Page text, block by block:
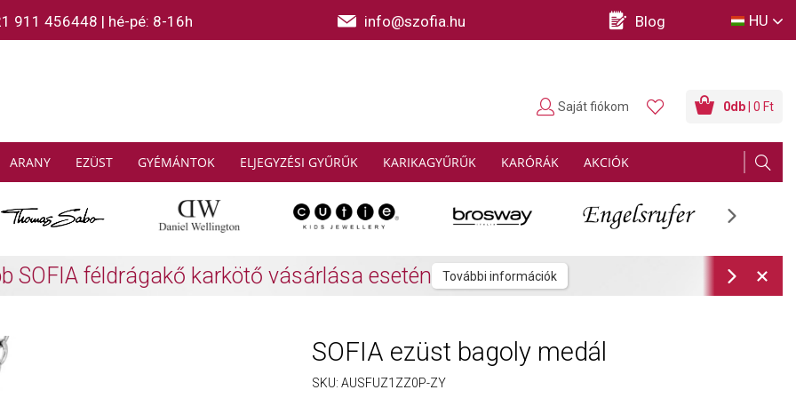
911 456448 | hé-pé: 8-16h info@szofia.hu Blog HU
ARANY EZÜST GYÉMÁNTOK ELJEGYZÉSI GYŰRŰK KARIKAGYŰRŰK KARÓRÁK AKCIÓK
0db | 0 Ft
Saját fiókom
SABO: Gyűjtsön és spóroljon További információk
SOFIA ezüst bagoly medál
SKU: AUSFUZ1ZZ0P-ZY